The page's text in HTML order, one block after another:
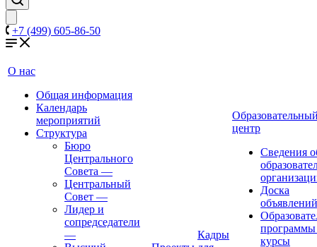
+7 (499) 605-86-50
О нас
Общая информация
Календарь
мероприятий
Структура
Бюро
Центрального
Совета —
Центральный
Совет —
Лидер и
сопредседатели
—
Кадры
центр
Сведения
Доска
объявлений
курсы